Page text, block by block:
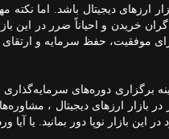
ارزهای دیجیتال باشد. اما
خریدن و احیاناً ضرر در این
موفقیت، حفظ سرمایه و ارتقای
در زمینه برگزاری دوره‌های
بازار ارزهای دیجیتال ،
بازار نوپا دور بمانید. یا آیا